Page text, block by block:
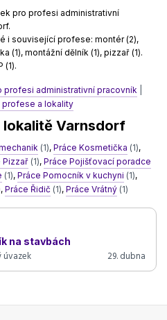
pro profesi administrativní
i související profese: montér (2),
(1), montážní dělník (1), pizzař (1).
(1).
profesi administrativní pracovník
profese a lokality
lokalitě Varnsdorf
(1), Práce Kosmetička (1),
Pizzař (1), Práce Pojišťovací poradce
(1), Práce Pomocník v kuchyni (1),
, Práce Řidič (1), Práce Vrátný (1)
na stavbách
úvazek 29. dubna